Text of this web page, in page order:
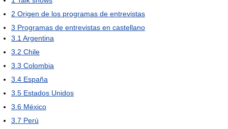
2 Origen de los programas de entrevistas
3 Programas de entrevistas en castellano
3.1 Argentina
3.2 Chile
3.3 Colombia
3.4 España
3.5 Estados Unidos
3.6 México
3.7 Perú